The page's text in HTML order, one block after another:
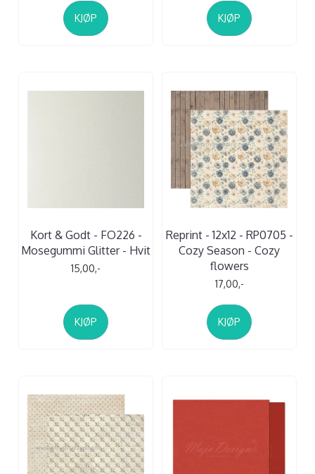
KJØP KJØP
Kort & Godt - FO226 -
Mosegummi Glitter - Hvit
15,00,-
KJØP
Reprint - 12x12 - RP0705 -
Cozy Season - Cozy
flowers
17,00,-
KJØP